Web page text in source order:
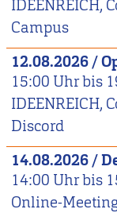
IDEENREICH,
Campus
12.08.2026/
15:00 Uhr bis
IDEENREICH,
Discord
14.08.2026/
14:00 Uhr bis
Online-